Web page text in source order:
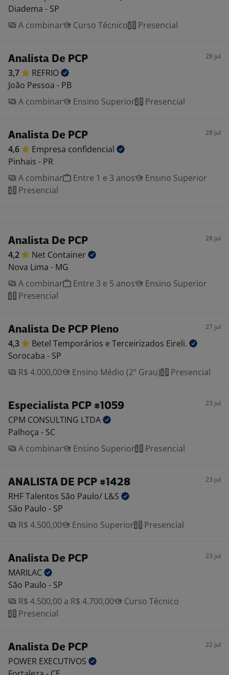
Diadema - SP
A combinar
Curso Técnico Presencial
Analista De PCP 28 jul
3,7
REFRIO
João Pessoa - PB
A combinar
Ensino Superior Presencial
Analista De PCP 28 jul
4,6 Empresa confidencial
Pinhais - PR
A combinar
Entre 1 e 3 anos
Ensino Superior
Presencial
Analista De PCP 28 jul
4,2 Net Container
Nova Lima - MG
A combinar
Entre 3 e 5 anos
Ensino Superior
Presencial
Analista De PCP Pleno 27 jul
4,3 Betel Temporários e Terceirizados Eireli.
Sorocaba - SP
R$ 4.000,00
Ensino Médio (2º Grau) Presencial
Especialista PCP #1059 23 jul
CPM CONSULTING LTDA
Palhoça - SC
A combinar
Ensino Superior Presencial
ANALISTA DE PCP #1428 23 jul
RHF Talentos São Paulo/ L&S
São Paulo - SP
R$ 4.500,00
Ensino Superior Presencial
Analista De PCP 23 jul
MARILAC
São Paulo - SP
R$ 4.500,00 a R$ 4.700,00
Curso Técnico
Presencial
Analista De PCP 22 jul
POWER EXECUTIVOS